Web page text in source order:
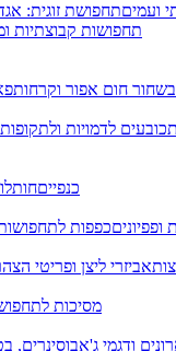
ועמיםתחפושת זוגית:
תחפושות קבוצתיות
חום אפור וקרחות
כובעים לדמויות ולתקופות
כנפיים
ופפיוניםכפפות
אביזרי ליצן ופריטי
מסיכות
ודגמי ג'אבוסינרים,